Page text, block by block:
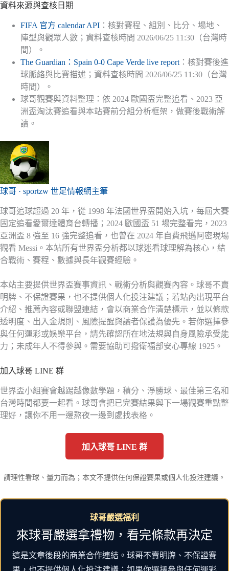
資料來源與查核日期
FIFA 官方 calendar API ：核對賽程、組別、比分、場地、
陣型與觀眾人數；資料查核時間 2026/06/25 11:30（台灣時
間）。
The Guardian：Spain 0-0 Cape Verde live report ：核對賽後進
球脈絡與比賽描述；資料查核時間 2026/06/25 11:30（台灣
時間）。
球哥觀賽與資料整理：依 2024 歐國盃完整追看、2023 亞
洲盃淘汰賽追看與本站賽前分組分析框架，做賽後戰術解
讀。
球哥 · sportzw 世足情報網主筆
球哥追球超過 20 年，從 1998 年法國世界盃開始入坑，每屆大賽
固定追看愛爾達體育台轉播；2024 歐國盃 51 場完整看完，2023
亞洲盃 8 強至 16 強完整追看，也曾在 2024 年自費飛邁阿密現場
觀看 Messi。本站所有世界盃分析都以球迷看球理解為核心，結
合戰術、賽程、數據與長年觀賽經驗。
本站主要提供世界盃賽事資訊、戰術分析與觀賽內容。球哥不賣
明牌、不保證賽果，也不提供個人化投注建議；若站內出現平台
介紹、推薦內容或聯盟連結，會以商業合作清楚標示，並以條款
透明度、出入金規則、風險提醒與讀者保護為優先。若你選擇參
與任何運彩或娛樂平台，請先確認所在地法規與自身風險承受能
力；未成年人不得參與。需要協助可撥衛福部安心專線 1925。
加入球哥 LINE 群
世界盃小組賽會越踢越像數學題，積分、淨勝球、最佳第三名和
台灣時間都要一起看。球哥會把已完賽結果與下一場觀賽重點整
理好，讓你不用一邊熬夜一邊到處找表格。
加入球哥 LINE 群
請理性看球、量力而為；本文不提供任何保證賽果或個人化投注建議。
球哥嚴選福利
來球哥嚴選拿禮物，看完條款再決定
這是文章後段的商業合作連結。球哥不賣明牌、不保證賽